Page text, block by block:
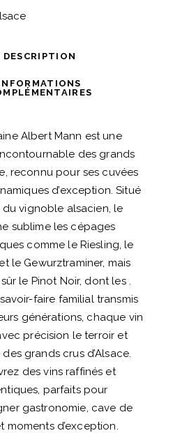
DESCRIPTION
Albert Mann est une
des grands
reconnu pour ses cuvées
d’exception. Situé
vignoble alsacien, le
sublime les cépages
comme le Riesling, le
le Gewurztraminer, mais
le Pinot Noir, dont les .
faire familial transmis
générations, chaque vin
précision le terroir et
des grands crus d’Alsace.
des vins raffinés et
parfaits pour
gastronomie, cave de
moments d’exception.